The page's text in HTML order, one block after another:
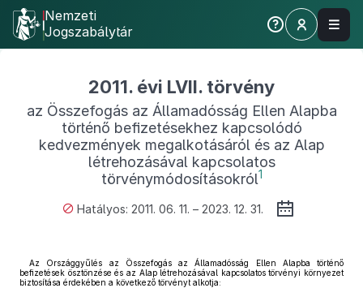
Nemzeti
Jogszabálytár
2011. évi LVII. törvény
az Összefogás az Államadósság Ellen Alapba
történő befizetésekhez kapcsolódó
kedvezmények megalkotásáról és az Alap
létrehozásával kapcsolatos
törvénymódosításokról1
Hatályos: 2011. 06. 11. – 2023. 12. 31.
Az Országgyűlés az Összefogás az Államadósság Ellen Alapba történő
befizetések ösztönzése és az Alap létrehozásával kapcsolatos törvényi környezet
biztosítása érdekében a következő törvényt alkotja: